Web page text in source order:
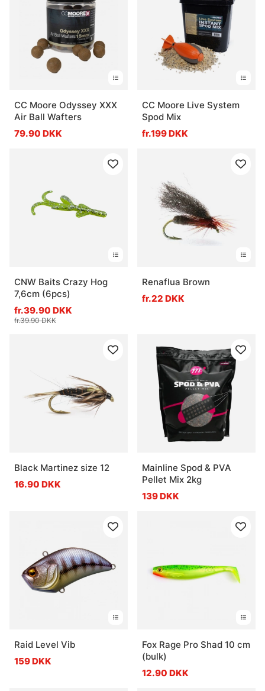
Hvad er et jerkbait?
Hvad er en wobbler?
CC Moore Odyssey XXX
Air Ball Wafters
79.90 DKK
CC Moore Live System
Spod Mix
fr.199 DKK
CNW Baits Crazy Hog
7,6cm (6pcs)
fr.39.90 DKK
fr.39.90 DKK
Renaflua Brown
fr.22 DKK
Black Martinez size 12
16.90 DKK
Mainline Spod & PVA
Pellet Mix 2kg
139 DKK
Raid Level Vib
159 DKK
Fox Rage Pro Shad 10 cm
(bulk)
12.90 DKK